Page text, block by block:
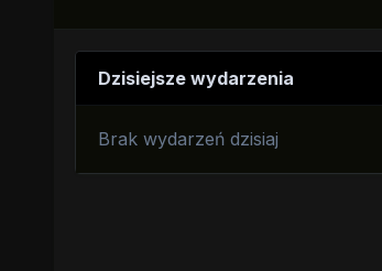
Dzisiejsze wydarzenia
Brak wydarzeń dzisiaj